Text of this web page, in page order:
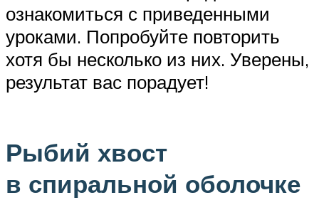
ознакомиться с приведенными
уроками. Попробуйте повторить
хотя бы несколько из них. Уверены,
результат вас порадует!
Рыбий хвост
в спиральной оболочке